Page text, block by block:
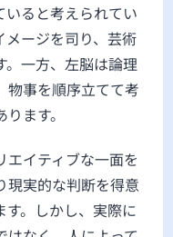
いると考えられてい
メージを司り、芸術
。一方、左脳は論理
物事を順序立てて考
ます。
エイティブな一面を
現実的な判断を得意
す。しかし、実際に